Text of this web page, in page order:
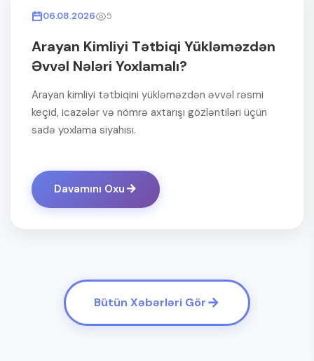
06.08.2026 5
Arayan Kimliyi Tətbiqi Yükləməzdən
Əvvəl Nələri Yoxlamalı?
Arayan kimliyi tətbiqini yükləməzdən əvvəl rəsmi
keçid, icazələr və nömrə axtarışı gözləntiləri üçün
sadə yoxlama siyahısı.
Davamını Oxu
Bütün Xəbərləri Gör